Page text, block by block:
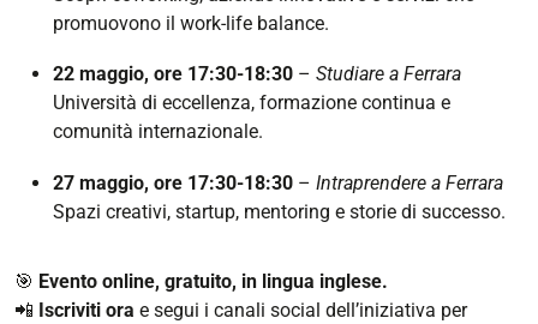
promuovono il work-life balance.
22 maggio, ore 17:30-18:30 – Studiare a Ferrara
Università di eccellenza, formazione continua e
comunità internazionale.
27 maggio, ore 17:30-18:30 – Intraprendere a Ferrara
Spazi creativi, startup, mentoring e storie di successo.
🎯 Evento online, gratuito, in lingua inglese.
📲 Iscriviti ora e segui i canali social dell’iniziativa per